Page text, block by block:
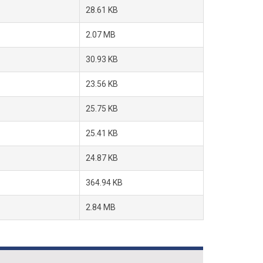
28.61 KB
2.07 MB
30.93 KB
23.56 KB
25.75 KB
25.41 KB
24.87 KB
364.94 KB
2.84 MB